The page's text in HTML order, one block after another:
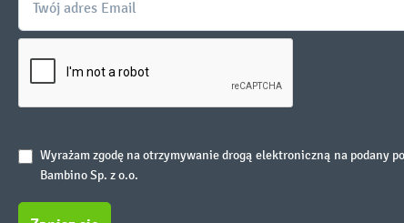
Wyrażam zgodę na otrzymywanie drogą elektroniczną na podany
Bambino Sp. z o.o.